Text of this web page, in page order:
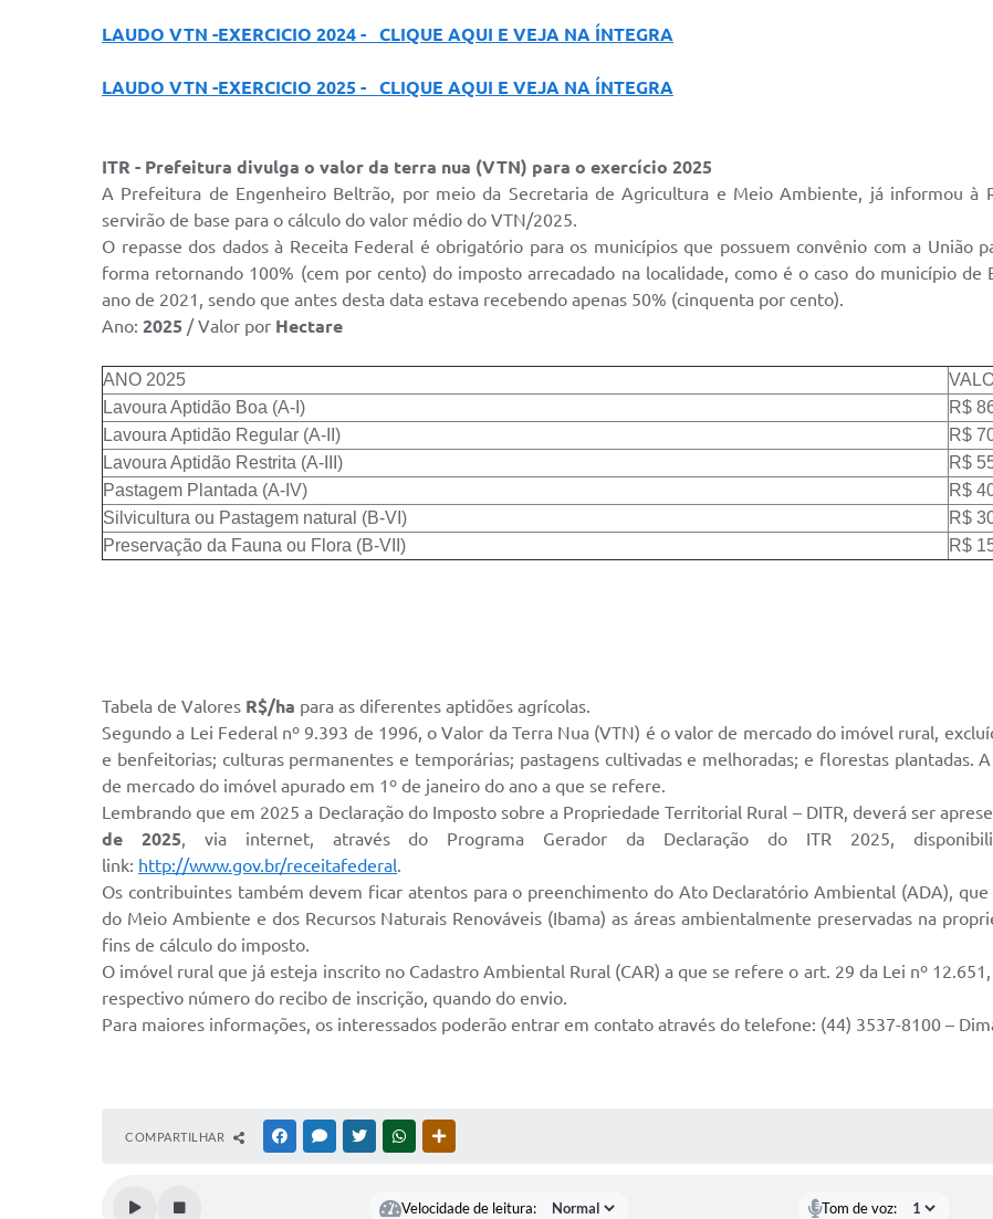
LAUDO VTN -EXERCICIO 2024 - CLIQUE AQUI E VEJA NA ÍNTEGRA
LAUDO VTN -EXERCICIO 2025 - CLIQUE AQUI E VEJA NA ÍNTEGRA
ITR - Prefeitura divulga o valor da terra nua (VTN) para o exercício 2025
A Prefeitura de Engenheiro Beltrão, por meio da Secretaria de Agricultura e Meio Ambiente, já informou à
servirão de base para o cálculo do valor médio do VTN/2025.
O repasse dos dados à Receita Federal é obrigatório para os municípios que possuem convênio com a União
forma retornando 100% (cem por cento) do imposto arrecadado na localidade, como é o caso do município
ano de 2021, sendo que antes desta data estava recebendo apenas 50% (cinquenta por cento).
Ano: 2025 / Valor por Hectare
ANO 2025
Lavoura Aptidão Boa (A-I)
R$
Lavoura Aptidão Regular (A-II)
R$
Lavoura Aptidão Restrita (A-III)
R$
Pastagem Plantada (A-IV)
R$
Silvicultura ou Pastagem natural (B-VI)
R$
Preservação da Fauna ou Flora (B-VII)
R$
Tabela de Valores R$/ha para as diferentes aptidões agrícolas.
Segundo a Lei Federal nº 9.393 de 1996, o Valor da Terra Nua (VTN) é o valor de mercado do imóvel rural,
e benfeitorias; culturas permanentes e temporárias; pastagens cultivadas e melhoradas; e florestas plantadas.
de mercado do imóvel apurado em 1º de janeiro do ano a que se refere.
Lembrando que em 2025 a Declaração do Imposto sobre a Propriedade Territorial Rural – DITR, deverá ser
de 2025, via internet, através do Programa Gerador da Declaração do ITR 2025,
link: http://www.gov.br/receitafederal.
Os contribuintes também devem ficar atentos para o preenchimento do Ato Declaratório Ambiental (ADA),
do Meio Ambiente e dos Recursos Naturais Renováveis (Ibama) as áreas ambientalmente preservadas na
fins de cálculo do imposto.
O imóvel rural que já esteja inscrito no Cadastro Ambiental Rural (CAR) a que se refere o art. 29 da Lei nº
respectivo número do recibo de inscrição, quando do envio.
Para maiores informações, os interessados poderão entrar em contato através do telefone: (44) 3537-8100 –
COMPARTILHAR FACEBOOKMESSENGER
TWITTERWHATSAPP
Velocidade de leitura: Tom de voz: